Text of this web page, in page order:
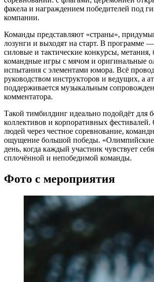
факела и награждением победителей под
компании.
Команды представляют «страны»,
лозунги и выходят на старт. В программе
силовые и тактические конкурсы, метания,
командные игры с мячом и оригинальные
испытания с элементами юмора. Всё
руководством инструкторов и ведущих, а
поддерживается музыкальным
комментатора.
Такой тимбилдинг идеально подойдёт для
коллективов и корпоративных фестивалей.
людей через честное соревнование,
ощущение большой победы.
день, когда каждый участник чувствует
сплочённой и непобедимой команды.
Фото с мероприятия